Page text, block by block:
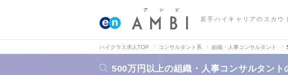
若手ハイキャリアのスカウ
ハイクラス求人TOP コンサルタント系 組織・人事コンサルタント
500万円以上の組織・人事コンサルタント